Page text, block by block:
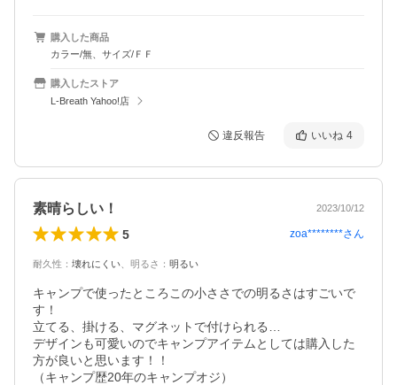
購入した商品
カラー/無、サイズ/ＦＦ
購入したストア
L-Breath Yahoo!店
違反報告 いいね 4
素晴らしい！ 2023/10/12
5 zoa********さん
耐久性 ： 壊れにくい 明るさ ： 明るい
キャンプで使ったところこの小ささでの明るさはすごいで
す！
立てる、掛ける、マグネットで付けられる…
デザインも可愛いのでキャンプアイテムとしては購入した
方が良いと思います！！
（キャンプ歴20年のキャンプオジ）